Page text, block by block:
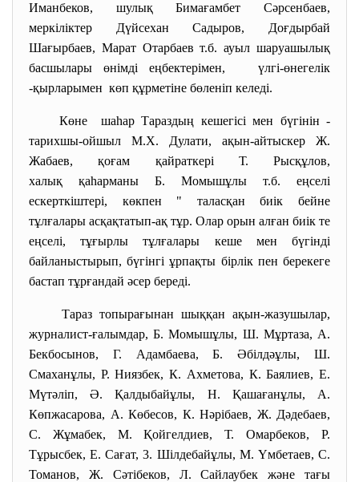
Иманбеков, шулық Бимағамбет Сәрсенбаев,
меркіліктер Дүйсехан Садыров, Доғдырбай
Шағырбаев, Марат Отарбаев т.б. ауыл шаруашылық
басшылары өнімді еңбектерімен, үлгі-өнегелік
-қырларымен көп құрметіне бөленіп келеді.
Көне шаһар Тараздың кешегісі мен бүгінін -
тарихшы-ойшыл М.Х. Дулати, ақын-айтыскер Ж.
Жабаев, қоғам қайраткері Т. Рысқұлов,
халық қаһарманы Б. Момышұлы т.б. еңселі
ескерткіштері, көкпен " таласқан биік бейне
тұлғалары асқақтатып-ақ тұр. Олар орын алған биік те
еңселі, тұғырлы тұлғалары кеше мен бүгінді
байланыстырып, бүгінгі ұрпақты бірлік пен берекеге
бастап тұрғандай әсер береді.
Тараз топырағынан шыққан ақын-жазушылар,
журналист-ғалымдар, Б. Момышұлы, Ш. Мұртаза, А.
Бекбосынов, Г. Адамбаева, Б. Әбілдәұлы, Ш.
Смаханұлы, Р. Ниязбек, К. Ахметова, К. Баялиев, Е.
Мүтәліп, Ә. Қалдыбайұлы, Н. Қашағанұлы, А.
Көпжасарова, А. Көбесов, К. Нәрібаев, Ж. Дәдебаев,
С. Жұмабек, М. Қойгелдиев, Т. Омарбеков, Р.
Тұрысбек, Е. Сағат, 3. Шілдебайұлы, М. Үмбетаев, С.
Томанов, Ж. Сәтібеков, Л. Сайлаубек және тағы